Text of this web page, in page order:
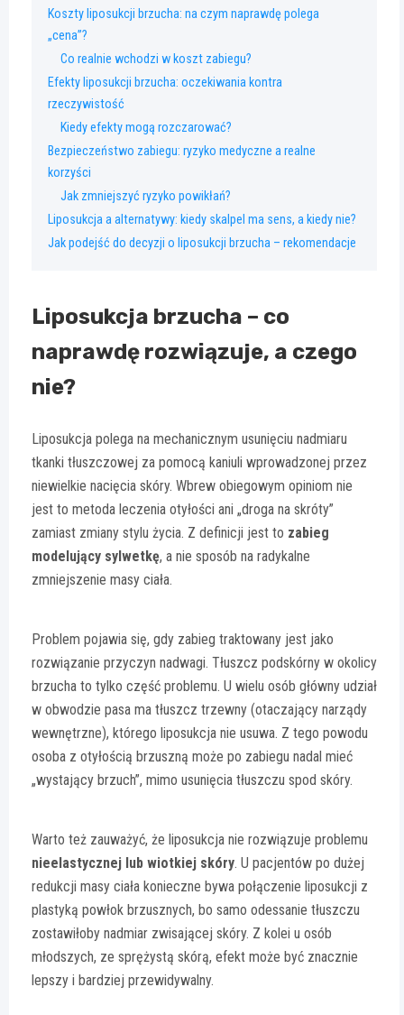
Koszty liposukcji brzucha: na czym naprawdę polega
„cena”?
Co realnie wchodzi w koszt zabiegu?
Efekty liposukcji brzucha: oczekiwania kontra
rzeczywistość
Kiedy efekty mogą rozczarować?
Bezpieczeństwo zabiegu: ryzyko medyczne a realne
korzyści
Jak zmniejszyć ryzyko powikłań?
Liposukcja a alternatywy: kiedy skalpel ma sens, a kiedy nie?
Jak podejść do decyzji o liposukcji brzucha – rekomendacje
Liposukcja brzucha – co
naprawdę rozwiązuje, a czego
nie?
Liposukcja polega na mechanicznym usunięciu nadmiaru
tkanki tłuszczowej za pomocą kaniuli wprowadzonej przez
niewielkie nacięcia skóry. Wbrew obiegowym opiniom nie
jest to metoda leczenia otyłości ani „droga na skróty”
zamiast zmiany stylu życia. Z definicji jest to zabieg
modelujący sylwetkę, a nie sposób na radykalne
zmniejszenie masy ciała.
Problem pojawia się, gdy zabieg traktowany jest jako
rozwiązanie przyczyn nadwagi. Tłuszcz podskórny w okolicy
brzucha to tylko część problemu. U wielu osób główny udział
w obwodzie pasa ma tłuszcz trzewny (otaczający narządy
wewnętrzne), którego liposukcja nie usuwa. Z tego powodu
osoba z otyłością brzuszną może po zabiegu nadal mieć
„wystający brzuch”, mimo usunięcia tłuszczu spod skóry.
Warto też zauważyć, że liposukcja nie rozwiązuje problemu
nieelastycznej lub wiotkiej skóry. U pacjentów po dużej
redukcji masy ciała konieczne bywa połączenie liposukcji z
plastyką powłok brzusznych, bo samo odessanie tłuszczu
zostawiłoby nadmiar zwisającej skóry. Z kolei u osób
młodszych, ze sprężystą skórą, efekt może być znacznie
lepszy i bardziej przewidywalny.